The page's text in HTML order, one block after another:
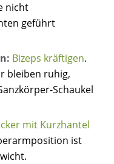
nicht
geführt
Bizeps kräftigen.
bleiben ruhig,
Schaukel
mit Kurzhantel
ist